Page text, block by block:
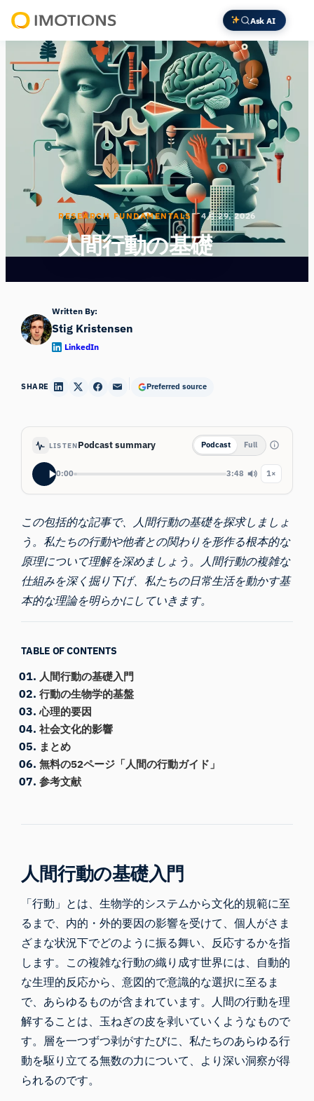
内
容
ス
Human
Insight
Ask AI
RESEARCH FUNDAMENTALS 4月 29, 2026
人間行動の基礎
Written By:
Stig Kristensen
LinkedIn
SHARE Preferred source
LISTENPodcast summary Podcast Full
0:00 3:48 1×
この包括的な記事で、 人間行動の基礎を探求しましょ
う。私たちの行動や他者との関わりを形作る根本的な
原理について理解を深めましょう。人間行動の複雑な
仕組みを深く掘り下げ、私たちの日常生活を動かす基
本的な理論を明らかにしていきます。
TABLE OF CONTENTS
人間行動の基礎入門
行動の生物学的基盤
心理的要因
社会文化的影響
まとめ
無料の52ページ「人間の行動ガイド」
参考文献
人間行動の基礎入門
「行動」とは、生物学的システムから文化的規範に至
るまで、内的・外的要因の影響を受けて、個人がさま
ざまな状況下でどのように振る舞い、反応するかを指
します。この複雑な行動の織り成す世界には、自動的
な生理的反応から、意図的で意識的な選択に至るま
で、あらゆるものが含まれています。人間の行動を理
解することは、玉ねぎの皮を剥いていくようなもので
す。層を一つずつ剥がすたびに、私たちのあらゆる行
動を駆り立てる無数の力について、より深い洞察が得
られるのです。